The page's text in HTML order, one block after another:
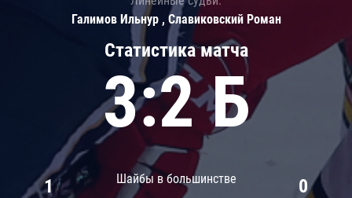
Статистика матча
3:2 Б
Шайбы в большинстве
1 0
Галимов Ильнур , Славиковский Роман